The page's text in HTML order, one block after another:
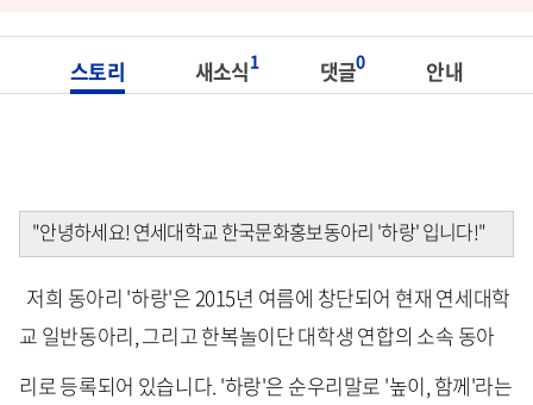
스토리 새소식1 댓글0 안내
"안녕하세요! 연세대학교 한국문화홍보동아리 '하랑' 입니다!"
저희 동아리 '하랑'은 2015년 여름에 창단되어 현재 연세대학
교 일반동아리, 그리고 한복놀이단 대학생 연합의 소속 동아
리로 등록되어 있습니다. '하랑'은 순우리말로 '높이, 함께'라는